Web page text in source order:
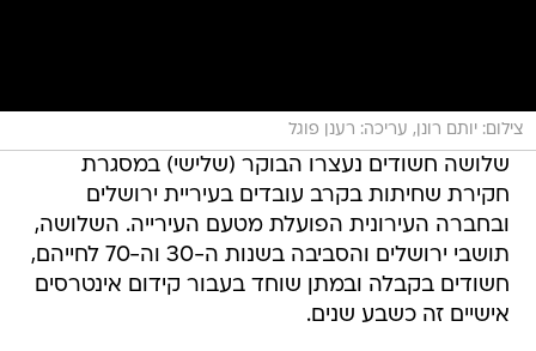
צילום: יותם רונן, עריכה: רענן פוגל
שלושה חשודים נעצרו הבוקר (שלישי) במסגרת
חקירת שחיתות בקרב עובדים בעיריית ירושלים
ובחברה העירונית הפועלת מטעם העירייה. השלושה,
תושבי ירושלים והסביבה בשנות ה-30 וה-70 לחייהם,
חשודים בקבלה ובמתן שוחד בעבור קידום אינטרסים
אישיים זה כשבע שנים.